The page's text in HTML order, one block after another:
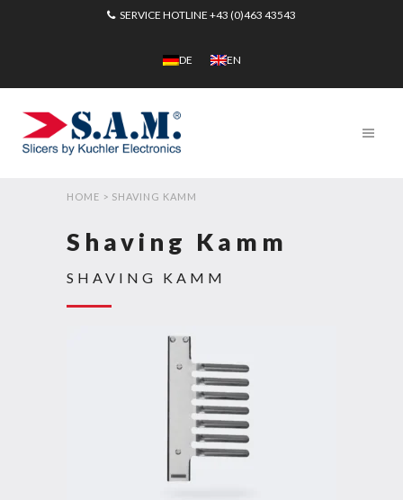
SERVICE HOTLINE +43 (0)463 43543
DE EN
HOME > SHAVING KAMM
Shaving Kamm
SHAVING KAMM